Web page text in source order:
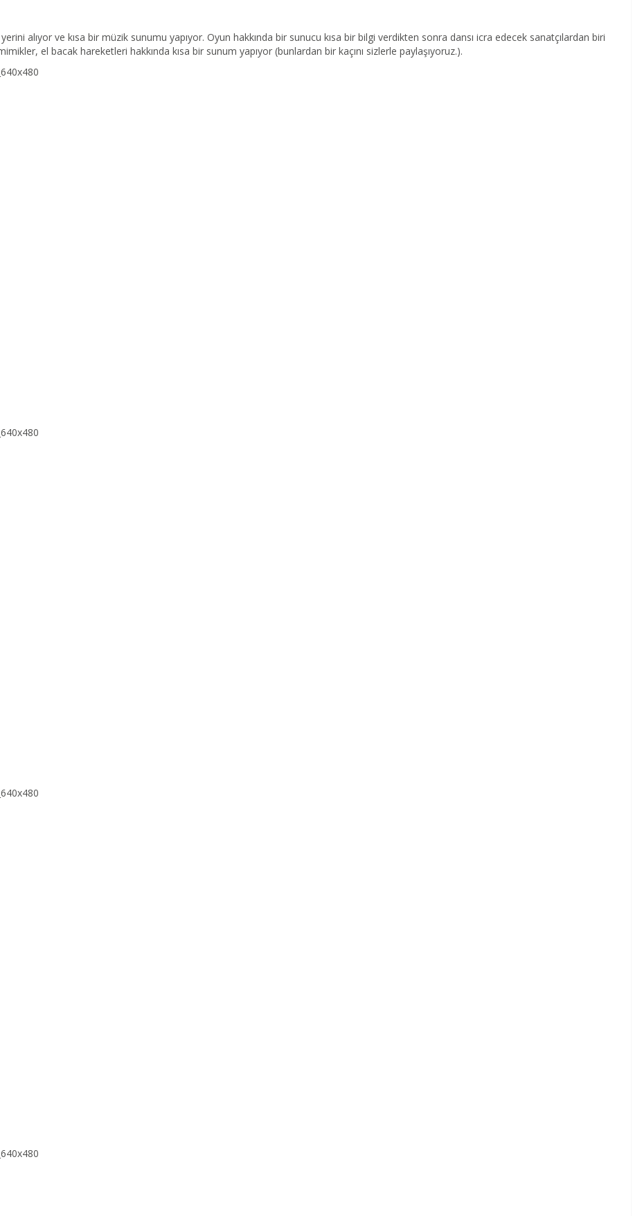
alıyor ve kısa bir müzik sunumu yapıyor. Oyun hakkında bir sunucu kısa bir bilgi verdikten sonra dansı icra edecek sanatçılardan biri
el bacak hareketleri hakkında kısa bir sunum yapıyor (bunlardan bir kaçını sizlerle paylaşıyoruz.).